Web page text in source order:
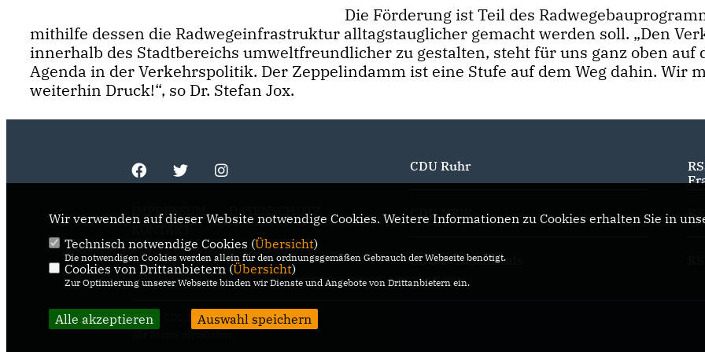
Die Förderung ist Teil des
mithilfe dessen die Radwegeinfrastruktur alltagstauglicher gemacht werden soll. „Den
innerhalb des Stadtbereichs umweltfreundlicher zu gestalten, steht für uns ganz oben auf
Agenda in der Verkehrspolitik. Der Zeppelindamm ist eine Stufe auf dem Weg dahin. Wir
weiterhin Druck!“, so Dr. Stefan Jox.
IMPRESSUM
DATENSCHUTZ
CDU Ruhr
CDU NRW
CDU Deutschlands
@2026 CDU Bochum
Wir verwenden auf dieser Website notwendige Cookies. Weitere Informationen zu Cookies erhalten Sie in
Technisch notwendige Cookies (Übersicht)
Die notwendigen Cookies werden allein für den ordnungsgemäßen Gebrauch der Webseite benötigt.
Cookies von Drittanbietern (Übersicht)
Zur Optimierung unserer Webseite binden wir Dienste und Angebote von Drittanbietern ein.
Alle akzeptieren Auswahl speichern